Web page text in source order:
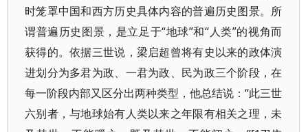
时笼罩中国和西方历史具体内容的普遍历史图景。所
谓普遍历史图景，是立足于“地球”和“人类”的视角而
获得的。依据三世说，梁启超曾将有史以来的政体演
进划分为多君为政、一君为政、民为政三个阶段，在
每一阶段内部又区分出两种类型，他总结说：“此三世
六别者，与地球始有人类以来之年限有相关之理，未